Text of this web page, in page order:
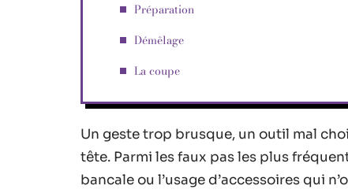
Préparation
Démêlage
La coupe
Un geste trop brusque, un outil mal
tête. Parmi les faux pas les plus
bancale ou l’usage d’accessoires qui